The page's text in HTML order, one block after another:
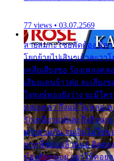
77 views • 03.07.2569
สายลมกะโชยพัดต้อง อีส
โยกย้ายไปเสินๆเอ้าละวา
เคลียเสียงซอ ร้องเพลงค
เสียงแคนจ้าวต่อ ละเสียง
ใจหงษ์ทองยังว่าง จะมีใค
หล่อเหลา ถึงแม้ ไม่หล่อเ
รักเหนียวแน่นละถึงสิจน
ยากฮ่วมกัน จนเงินไม่ใช่
หากพี่ชอบแล้วหนอ ติดต่อ
น้องสักหน่อย อย่าให้คอย